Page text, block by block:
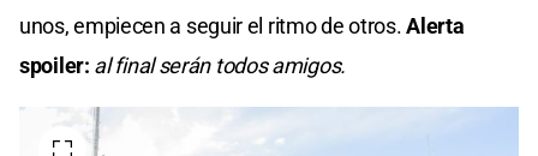
unos, empiecen a seguir el ritmo de otros.Alerta
spoiler: al final serán todos amigos.